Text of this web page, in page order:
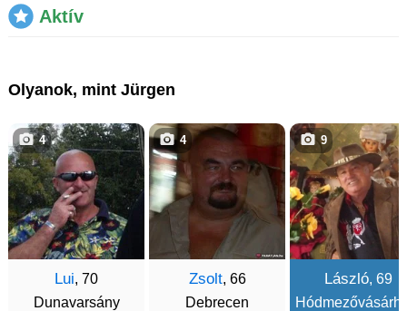
Aktív
Olyanok, mint Jürgen
Lui, 70
Dunavarsány
4
Zsolt, 66
Debrecen
4
László, 69
9